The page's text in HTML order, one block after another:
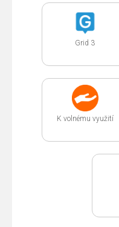
Grid 3
K volnému využití